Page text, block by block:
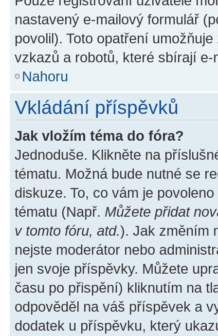
nastavený e-mailový formulář
povolil). Toto opatření
vzkazů a robotů, které sbírají e-
Nahoru
Vkládání příspěvků
Jak vložím téma do fóra?
Jednoduše. Klikněte na
tématu. Možná bude nutné se
diskuze. To, co vám je
tématu (Např. Můžete přidat
v tomto fóru, atd.). Jak změním
nejste moderátor nebo
jen svoje příspěvky. Můžete
času po přispění) kliknutím na
odpověděl na váš příspěvek a
dodatek u příspěvku, který